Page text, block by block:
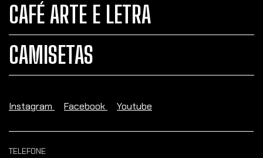
CAFÉ ARTE E LETRA
CAMISETAS
Instagram Facebook Youtube
TELEFONE